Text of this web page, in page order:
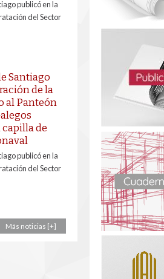
publicó en la
del Sector
Santiago
de la
al Panteón
capilla de
publicó en la
del Sector
Más noticias [+]